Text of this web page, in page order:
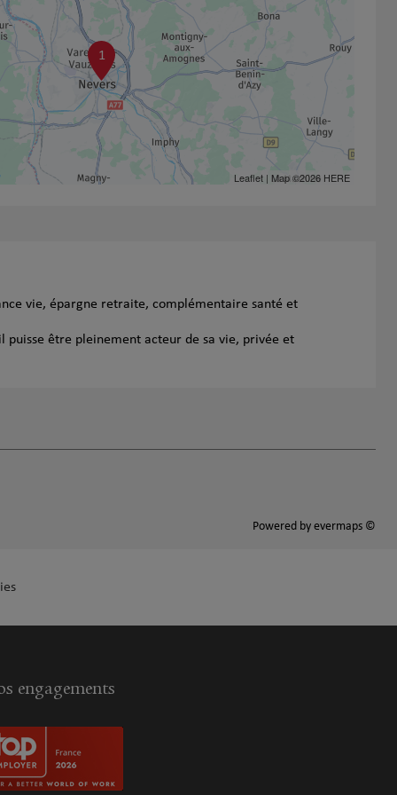
1
Leaflet| Map ©2026 HERE
vie, épargne retraite, complémentaire santé et
être pleinement acteur de sa vie, privée et
Powered by evermaps ©
engagements